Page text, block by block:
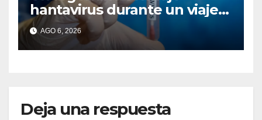
hantavirus durante un viaje
por Europa y permanece
aislado en España
AGO 6, 2026
Deja una respuesta